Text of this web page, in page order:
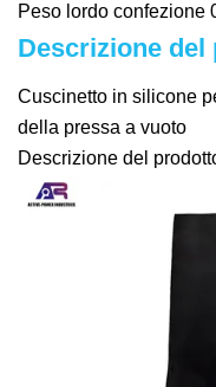
Peso lordo confezione
Descrizione del
Cuscinetto in silicone
della pressa a vuoto
Descrizione del